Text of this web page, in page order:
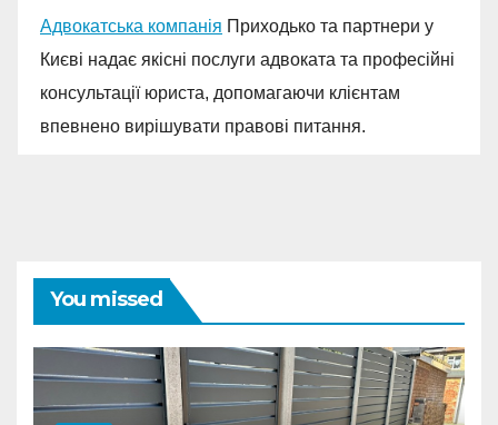
Адвокатська компанія Приходько та партнери у
Києві надає якісні послуги адвоката та професійні
консультації юриста, допомагаючи клієнтам
впевнено вирішувати правові питання.
You missed